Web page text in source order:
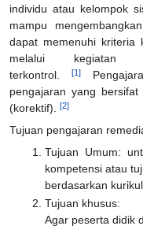
individu atau kelompok
mampu
dapat memenuhi kriteria
melalui kegiatan
terkontrol.[1]
pengajaran yang
(korektif). [2]
Tujuan pengajaran
Tujuan Umum:
kompetensi atau
berdasarkan
Tujuan khusus:
Agar peserta didik